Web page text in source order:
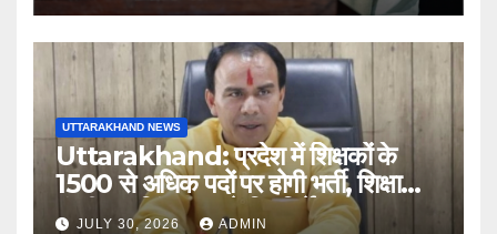
UTTARAKHAND NEWS
Uttarakhand: प्रदेश में शिक्षकों के
1500 से अधिक पदों पर होगी भर्ती, शिक्षा
मंत्री धन सिंह रावत ने दिए निर्देश
JULY 30, 2026 ADMIN